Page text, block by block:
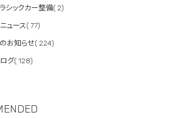
シックカー整備( 2)
ュース( 77)
お知らせ( 224)
グ( 128)